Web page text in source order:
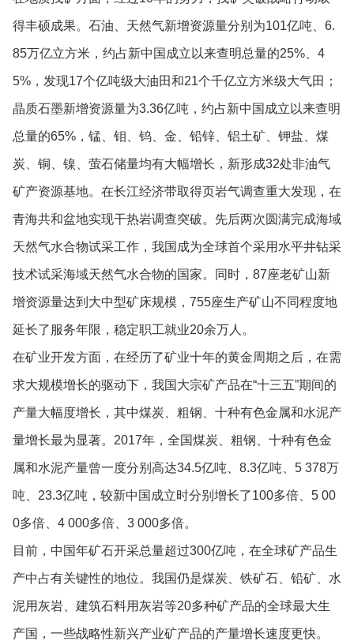
得丰硕成果。石油、天然气新增资源量分别为101亿吨、6.
85万亿立方米，约占新中国成立以来查明总量的25%、4
5%，发现17个亿吨级大油田和21个千亿立方米级大气田；
晶质石墨新增资源量为3.36亿吨，约占新中国成立以来查明
总量的65%，锰、钼、钨、金、铅锌、铝土矿、钾盐、煤
炭、铜、镍、萤石储量均有大幅增长，新形成32处非油气
矿产资源基地。在长江经济带取得页岩气调查重大发现，在
青海共和盆地实现干热岩调查突破。先后两次圆满完成海域
天然气水合物试采工作，我国成为全球首个采用水平井钻采
技术试采海域天然气水合物的国家。同时，87座老矿山新
增资源量达到大中型矿床规模，755座生产矿山不同程度地
延长了服务年限，稳定职工就业20余万人。
在矿业开发方面，在经历了矿业十年的黄金周期之后，在需
求大规模增长的驱动下，我国大宗矿产品在“十三五”期间的
产量大幅度增长，其中煤炭、粗钢、十种有色金属和水泥产
量增长最为显著。2017年，全国煤炭、粗钢、十种有色金
属和水泥产量曾一度分别高达34.5亿吨、8.3亿吨、5 378万
吨、23.3亿吨，较新中国成立时分别增长了100多倍、5 00
0多倍、4 000多倍、3 000多倍。
目前，中国年矿石开采总量超过300亿吨，在全球矿产品生
产中占有关键性的地位。我国仍是煤炭、铁矿石、铅矿、水
泥用灰岩、建筑石料用灰岩等20多种矿产品的全球最大生
产国，一些战略性新兴产业矿产品的产量增长速度更快。